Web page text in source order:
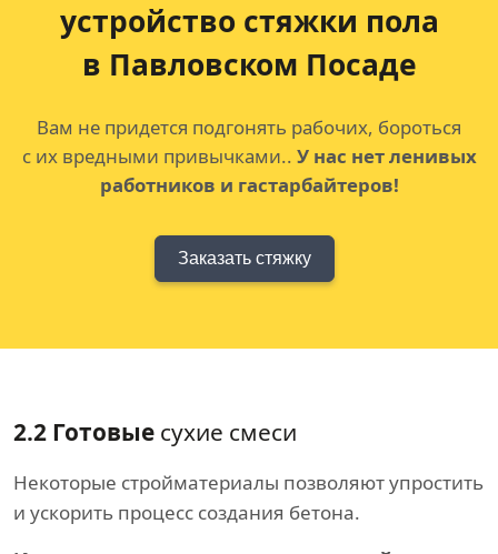
устройствостяжки пола
в Павловском Посаде
Вам не придется подгонять рабочих, бороться
с их вредными привычками.. У нас нет ленивых
работников и гастарбайтеров!
Заказать стяжку
2.2 Готовые сухие смеси
Некоторые стройматериалы позволяют упростить
и ускорить процесс создания бетона.